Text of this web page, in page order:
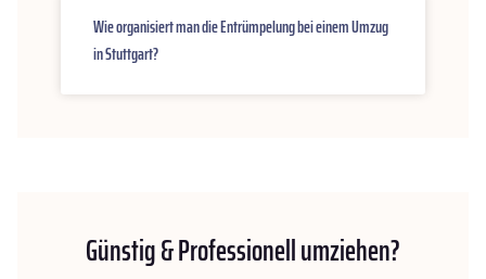
Wie organisiert man die Entrümpelung bei einem Umzug
in Stuttgart?
Günstig & Professionell umziehen?